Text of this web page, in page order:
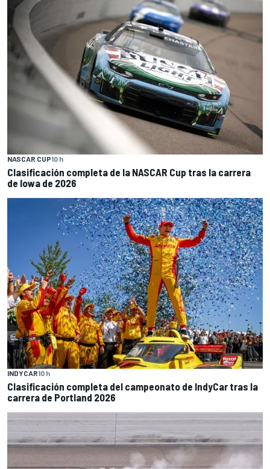
NASCAR CUP10 h
Clasificación completa de la NASCAR Cup tras la carrera
de Iowa de 2026
INDYCAR10 h
Clasificación completa del campeonato de IndyCar tras la
carrera de Portland 2026